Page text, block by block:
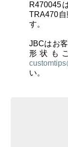
日本語
R470045
TRA470
す。
JBCはお
形状も
い。